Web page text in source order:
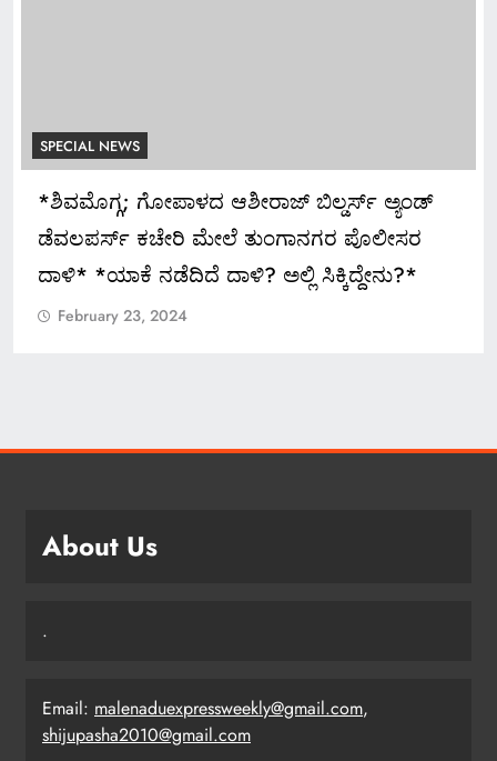
SPECIAL NEWS
*ಶಿವಮೊಗ್ಗ; ಗೋಪಾಳದ ಆಶೀರಾಜ್ ಬಿಲ್ಡರ್ಸ್ ಅ್ಯಂಡ್
ಡೆವಲಪರ್ಸ್ ಕಚೇರಿ ಮೇಲೆ ತುಂಗಾನಗರ ಪೊಲೀಸರ
ದಾಳಿ* *ಯಾಕೆ ನಡೆದಿದೆ ದಾಳಿ? ಅಲ್ಲಿ ಸಿಕ್ಕಿದ್ದೇನು?*
February 23, 2024
About Us
.
Email: malenaduexpressweekly@gmail.com,
shijupasha2010@gmail.com